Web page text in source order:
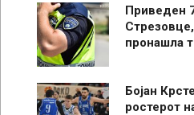
Приведен
пронашла
Бојан
ростерот